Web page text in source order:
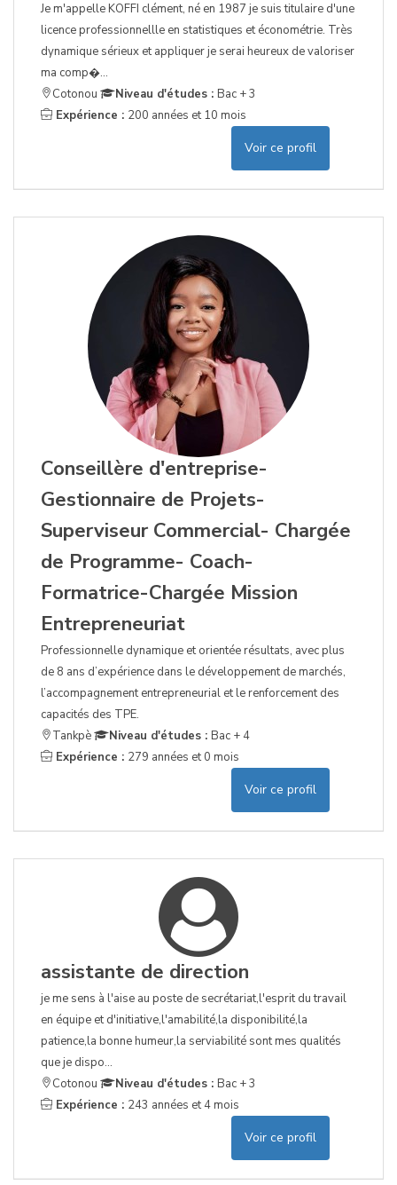
Je m'appelle KOFFI clément, né en 1987 je suis titulaire d'une
licence professionnellle en statistiques et économétrie. Très
dynamique sérieux et appliquer je serai heureux de valoriser
ma comp�...
Cotonou
Niveau d'études : Bac + 3
Expérience : 200 années et 10 mois
Voir ce profil
Conseillère d'entreprise-
Gestionnaire de Projets-
Superviseur Commercial- Chargée
de Programme- Coach-
Formatrice-Chargée Mission
Entrepreneuriat
Professionnelle dynamique et orientée résultats, avec plus
de 8 ans d’expérience dans le développement de marchés,
l’accompagnement entrepreneurial et le renforcement des
capacités des TPE.
Tankpè
Niveau d'études : Bac + 4
Expérience : 279 années et 0 mois
Voir ce profil
assistante de direction
je me sens à l'aise au poste de secrétariat,l'esprit du travail
en équipe et d'initiative,l'amabilité,la disponibilité,la
patience,la bonne humeur,la serviabilité sont mes qualités
que je dispo...
Cotonou
Niveau d'études : Bac + 3
Expérience : 243 années et 4 mois
Voir ce profil